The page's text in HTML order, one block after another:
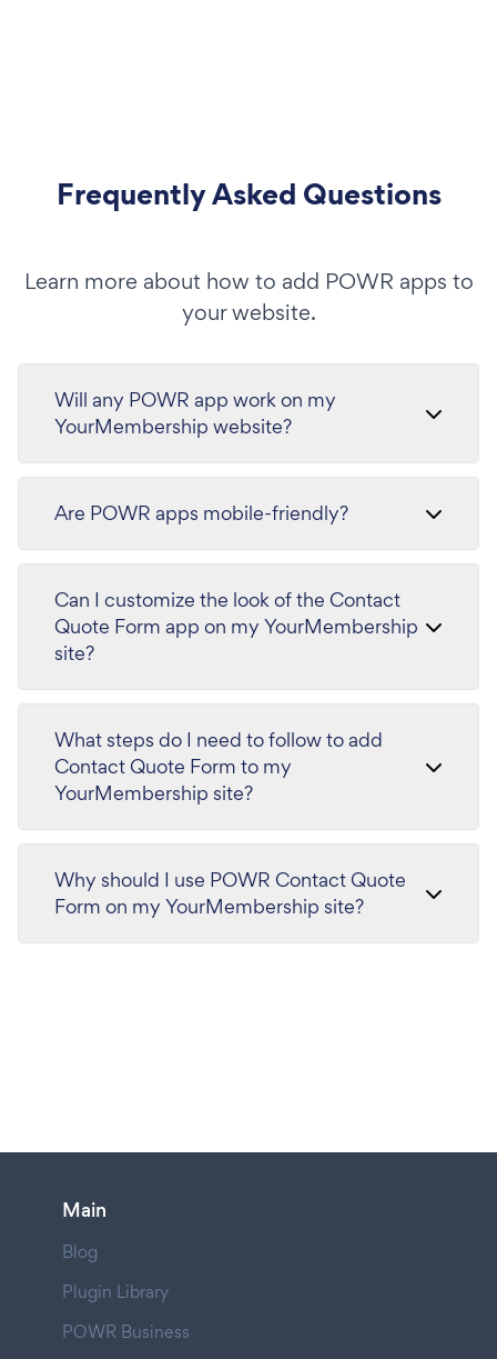
Frequently Asked Questions
Learn more about how to add POWR apps to
your website.
Will any POWR app work on my
YourMembership website?
Are POWR apps mobile-friendly?
Can I customize the look of the Contact
Quote Form app on my YourMembership
site?
What steps do I need to follow to add
Contact Quote Form to my
YourMembership site?
Why should I use POWR Contact Quote
Form on my YourMembership site?
Main
Blog
Plugin Library
POWR Business